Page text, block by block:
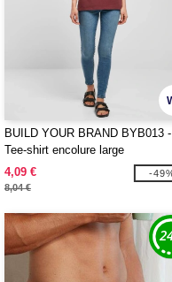
BUILD YOUR BRAND BYB013 -
Tee-shirt encolure large
4,09 €
8,04 €
-